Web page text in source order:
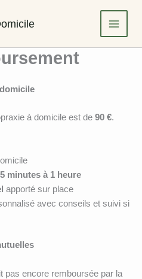
à domicile est de 90 €.
minutes à 1 heure
apporté sur place
avec conseils et suivi si
pas encore remboursée par la